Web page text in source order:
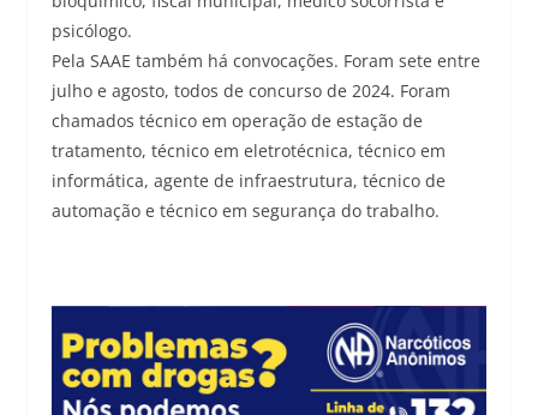
psicólogo.
Pela SAAE também há convocações. Foram sete entre
julho e agosto, todos de concurso de 2024. Foram
chamados técnico em operação de estação de
tratamento, técnico em eletrotécnica, técnico em
informática, agente de infraestrutura, técnico de
automação e técnico em segurança do trabalho.